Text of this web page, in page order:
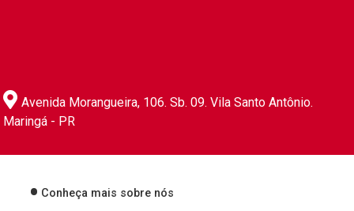
Avenida Morangueira, 106. Sb. 09. Vila Santo Antônio.
Maringá - PR
Conheça mais sobre nós